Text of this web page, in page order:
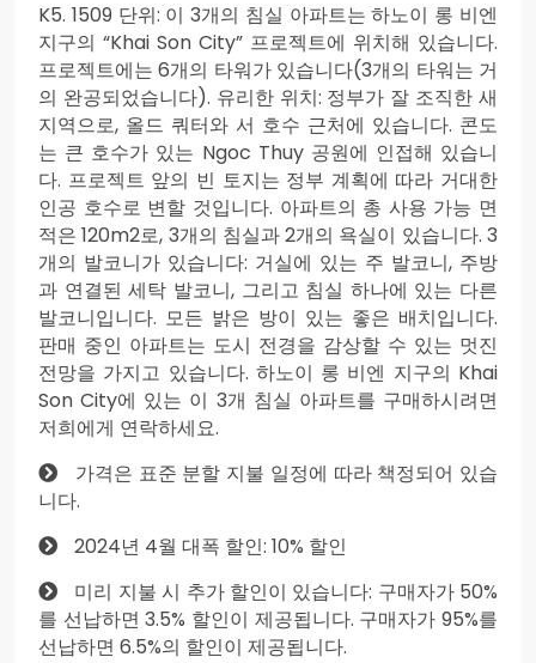
K5. 1509 단위: 이 3개의 침실 아파트는 하노이 롱 비엔
지구의 “Khai Son City” 프로젝트에 위치해 있습니다.
프로젝트에는 6개의 타워가 있습니다(3개의 타워는 거
의 완공되었습니다). 유리한 위치: 정부가 잘 조직한 새
지역으로, 올드 쿼터와 서 호수 근처에 있습니다. 콘도
는 큰 호수가 있는 Ngoc Thuy 공원에 인접해 있습니
다. 프로젝트 앞의 빈 토지는 정부 계획에 따라 거대한
인공 호수로 변할 것입니다. 아파트의 총 사용 가능 면
적은 120m2로, 3개의 침실과 2개의 욕실이 있습니다. 3
개의 발코니가 있습니다: 거실에 있는 주 발코니, 주방
과 연결된 세탁 발코니, 그리고 침실 하나에 있는 다른
발코니입니다. 모든 밝은 방이 있는 좋은 배치입니다.
판매 중인 아파트는 도시 전경을 감상할 수 있는 멋진
전망을 가지고 있습니다. 하노이 롱 비엔 지구의 Khai
Son City에 있는 이 3개 침실 아파트를 구매하시려면
저희에게 연락하세요.
가격은 표준 분할 지불 일정에 따라 책정되어 있습
니다.
2024년 4월 대폭 할인: 10% 할인
미리 지불 시 추가 할인이 있습니다: 구매자가 50%
를 선납하면 3.5% 할인이 제공됩니다. 구매자가 95%를
선납하면 6.5%의 할인이 제공됩니다.